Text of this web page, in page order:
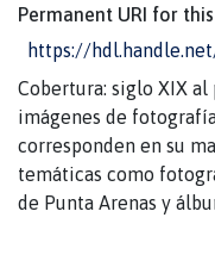
Permanent URI for
https://
Cobertura: siglo XIX
imágenes de
corresponden en su
temáticas como
de Punta Arenas y